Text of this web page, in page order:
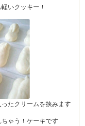
いクッキー！
たクリームを挟みます
ゃう！ケーキです